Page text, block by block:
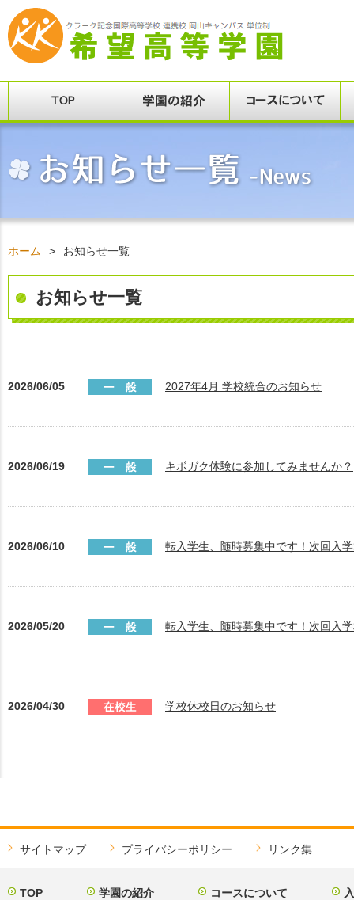
ホーム > お知らせ一覧
お知らせ一覧
2026/06/05 2027年4月 学校統合のお知らせ
2026/06/19 キボガク体験に参加してみませんか？
2026/06/10 転入学生、随時募集中です！次回入
2026/05/20 転入学生、随時募集中です！次回入
2026/04/30 学校休校日のお知らせ
サイトマップ プライバシーポリシー リンク集
TOP 学園の紹介 コースについて